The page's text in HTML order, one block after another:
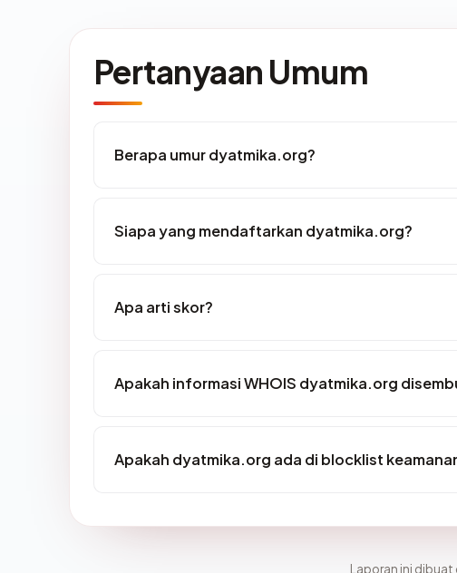
Pertanyaan Umum
Berapa umur dyatmika.org?
Siapa yang mendaftarkan dyatmika.org?
Apa arti skor?
Apakah informasi WHOIS dyatmika.org
Apakah dyatmika.org ada di blocklist
Laporan ini dibuat